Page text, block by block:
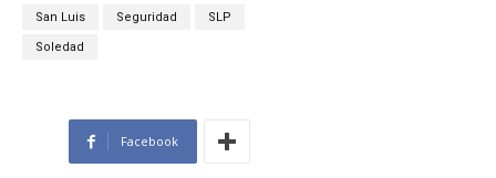
San Luis Seguridad SLP
Soledad
Facebook